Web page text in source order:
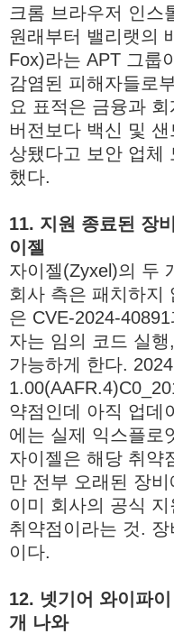
크롬 브라우저 인스
원래부터 밸리랫의
Fox)라는 APT 그룹
감염된 피해자들로
요 표적은 금융과
버전보다 백신 및
상됐다고 보안 업체
했다.
11. 지원 종료된 장
이젤
자이젤(Zyxel)의 두
회사 측은 패치하지
은 CVE-2024-
자는 임의 코드 실
가능하게 한다.
약점인데 아직 업데
에는 실제 익스플로
자이젤은 해당 취약
만 전부 오래된 장
이미 회사의 공식
취약점이라는 것.
이다.
12. 넷기어 와이파
개 나와